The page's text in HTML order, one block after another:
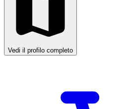
Vedi il profilo completo